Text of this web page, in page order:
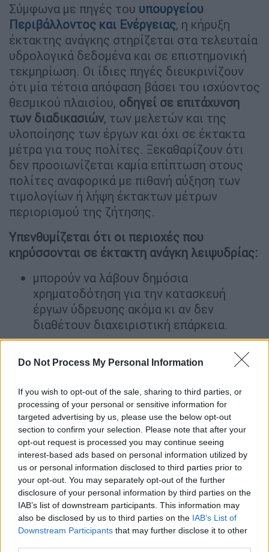
Do Not Process My Personal Information
If you wish to opt-out of the sale, sharing to third parties, or
processing of your personal or sensitive information for
targeted advertising by us, please use the below opt-out
section to confirm your selection. Please note that after your
opt-out request is processed you may continue seeing
interest-based ads based on personal information utilized by
us or personal information disclosed to third parties prior to
your opt-out. You may separately opt-out of the further
disclosure of your personal information by third parties on the
IAB’s list of downstream participants. This information may
also be disclosed by us to third parties on the IAB’s List of
Downstream Participants that may further disclose it to other
Σύμφωνα με πηγές του υπουργείου
Περιβάλλοντος και Ενέργειας, η κήρυξη
έκτακτης ανάγκης στηρίζεται στα τελευταία
υδρολογικά δεδομένα και σε επιστημονική
τεκμηρίωση. Οι ίδιες πηγές διευκρινίζουν
ότι μία τέτοια απόφαση βάσει του ισχύοντος
θεσμικού πλαισίου, οδηγεί σε επιτάχυνση
των διαδικασιών, των μελετών και της
υλοποίησης των έργων και όχι σε έκτακτα
μέτρα για τους πολίτες. Ξεκαθαρίζουν ότι
δεν προοιωνίζεται καμία επίπτωση στους
πολίτες αναφορικά με πιθανή αύξηση των
τιμολογίων ή λήψη έκτακτων μέτρων
περιορισμού της ζήτησης.
Υπενθυμίζεται ότι οι περιοχές που
κηρύσσονται σε έκτακτη ανάγκη λειψυδρίας:
μπορούν να λάβουν δημόσια
χρηματοδότηση για την κατασκευή
έργων ύδρευσης ακόμα κι αν δεν
διαθέτουν διαχειριστική επάρκεια.
διαδικασιών για την ωρίμανση των
Πληροφορίες θέλουν σε κατάσταση
«κόκκινου συναγερμού» να κηρύσσονται
επίσης η Πάτμος και η Λέρος.
Οι πρώτες διαρροές προκάλεσαν σύγχυση με
πηγές κοντά στην υπόθεση να κάνουν λόγο
για έκτακτη σύσκεψη στο υπουργείο με τη
συμμετοχή του υπουργού,Σταύρου
Παπασταύρου, του γ.γ υδάτων, Πέτρου